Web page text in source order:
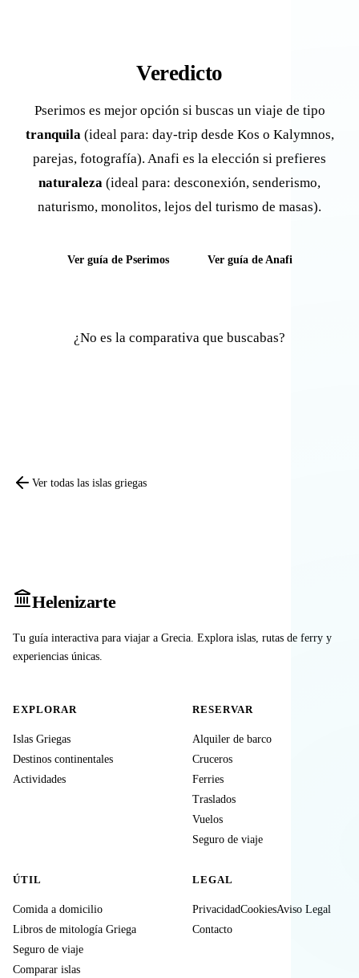
Veredicto
Pserimos es mejor opción si buscas un viaje de tipo
tranquila(ideal para: day-trip desde Kos o Kalymnos,
parejas, fotografía). Anafi es la elección si prefieres
naturaleza (ideal para: desconexión, senderismo,
naturismo, monolitos, lejos del turismo de masas).
Ver guía de Pserimos Ver guía de Anafi
¿No es la comparativa que buscabas?
Ver todas las islas griegas
Helenizarte
Tu guía interactiva para viajar a Grecia. Explora islas, rutas de ferry y
experiencias únicas.
EXPLORAR
Islas Griegas
Destinos continentales
Actividades
RESERVAR
Alquiler de barco
Cruceros
Ferries
Traslados
Vuelos
Seguro de viaje
ÚTIL
Comida a domicilio
Libros de mitología Griega
Seguro de viaje
Comparar islas
LEGAL
PrivacidadCookiesAviso Legal
Contacto